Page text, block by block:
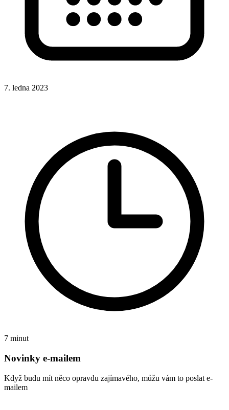
7. ledna 2023
7 minut
Novinky e-mailem
Když budu mít něco opravdu zajímavého, můžu vám to poslat e-
mailem